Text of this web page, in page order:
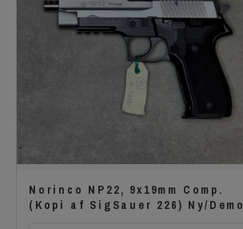
Norinco NP22, 9x19mm Comp.
(Kopi af SigSauer 226) Ny/Demo